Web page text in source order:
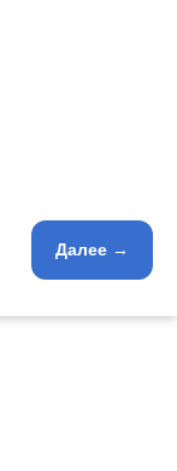
Далее →